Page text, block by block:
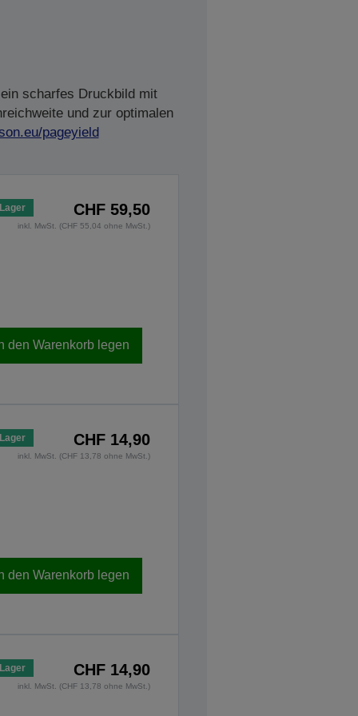
scharfes Druckbild mit
und zur optimalen
pageyield
CHF 59,50
inkl. MwSt. (CHF 55,04 ohne MwSt.)
den Warenkorb legen
CHF 14,90
inkl. MwSt. (CHF 13,78 ohne MwSt.)
den Warenkorb legen
CHF 14,90
inkl. MwSt. (CHF 13,78 ohne MwSt.)